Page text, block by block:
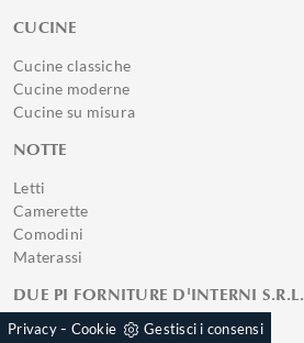
CUCINE
Cucine classiche
Cucine moderne
Cucine su misura
NOTTE
Letti
Camerette
Comodini
Materassi
DUE PI FORNITURE D'INTERNI S.R.L.
Ex. S.S. 415 Paullese Km 8,250
Privacy- Cookie Gestisci i consensi